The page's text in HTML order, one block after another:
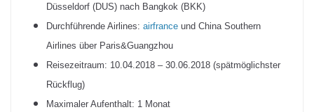
Düsseldorf (DUS) nach Bangkok (BKK)
Durchführende Airlines: airfrance und China Southern
Airlines über Paris&Guangzhou
Reisezeitraum: 10.04.2018 – 30.06.2018 (spätmöglichster
Rückflug)
Maximaler Aufenthalt: 1 Monat